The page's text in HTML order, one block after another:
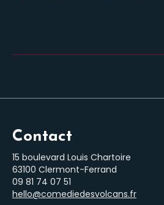
Contact
15 boulevard Louis Chartoire
63100 Clermont-Ferrand
‭09 81 74 07 51‬
hello@comediedesvolcans.fr